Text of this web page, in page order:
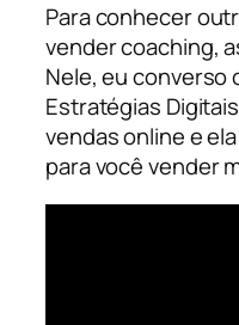
Para conhecer
vender coaching,
Nele, eu converso
Estratégias
vendas online e
para você vender